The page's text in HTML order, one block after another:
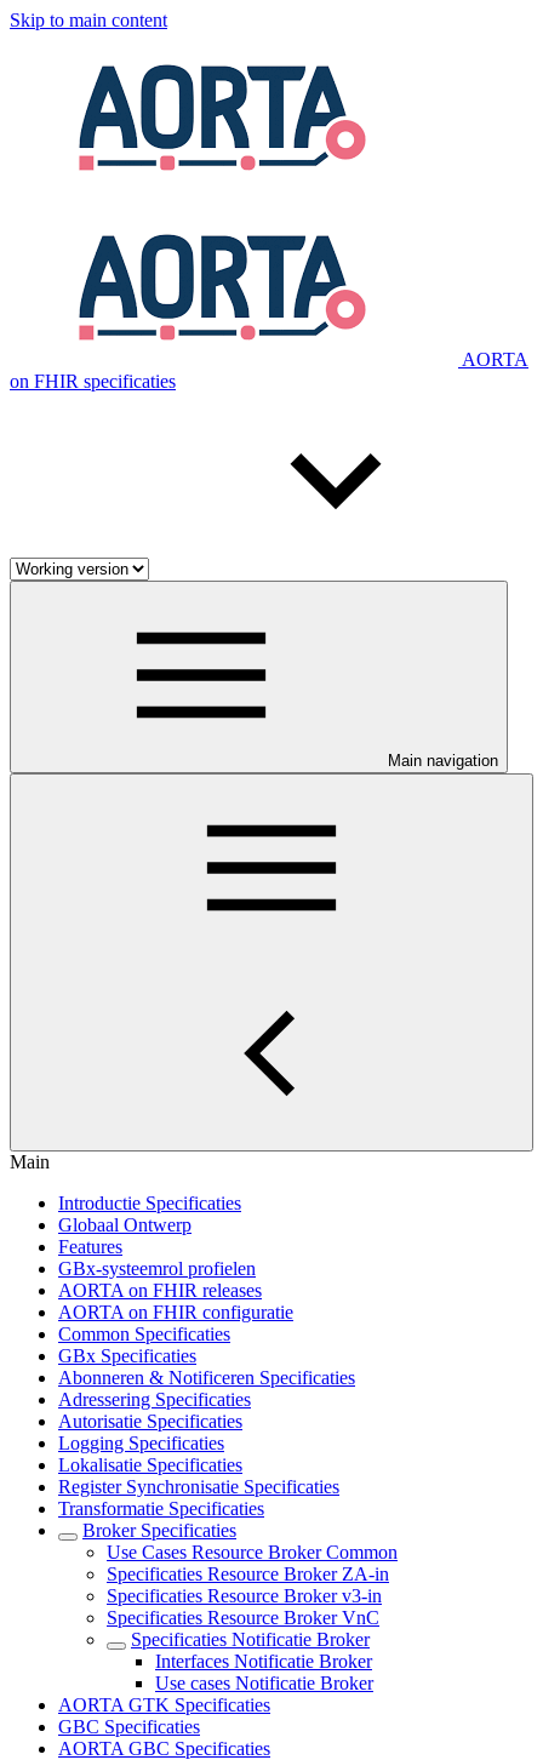
Skip to main content
AORTA
on FHIR specificaties
Main navigation
Main
Introductie Specificaties
Globaal Ontwerp
Features
GBx-systeemrol profielen
AORTA on FHIR releases
AORTA on FHIR configuratie
Common Specificaties
GBx Specificaties
Abonneren & Notificeren Specificaties
Adressering Specificaties
Autorisatie Specificaties
Logging Specificaties
Lokalisatie Specificaties
Register Synchronisatie Specificaties
Transformatie Specificaties
Broker Specificaties
Use Cases Resource Broker Common
Specificaties Resource Broker ZA-in
Specificaties Resource Broker v3-in
Specificaties Resource Broker VnC
Specificaties Notificatie Broker
Interfaces Notificatie Broker
Use cases Notificatie Broker
AORTA GTK Specificaties
GBC Specificaties
AORTA GBC Specificaties